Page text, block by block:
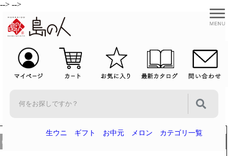
--> -->
生ウニ ギフト お中元 メロン カテゴリ一覧
特定商取引に基く表示